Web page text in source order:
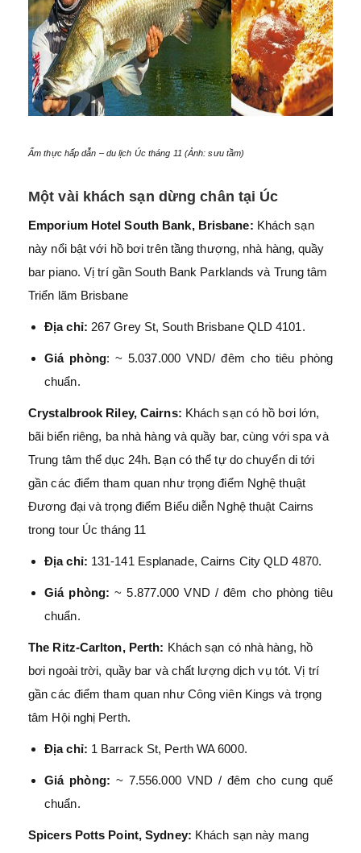
Ẩm thực hấp dẫn – du lịch Úc tháng 11 (Ảnh: sưu tầm)
Một vài khách sạn dừng chân tại Úc
Emporium Hotel South Bank, Brisbane: Khách sạn
này nổi bật với hồ bơi trên tầng thượng, nhà hàng, quầy
bar piano. Vị trí gần South Bank Parklands và Trung tâm
Triển lãm Brisbane
Địa chỉ: 267 Grey St, South Brisbane QLD 4101.
Giá phòng: ~ 5.037.000 VND/ đêm cho tiêu phòng
chuẩn.
Crystalbrook Riley, Cairns: Khách sạn có hồ bơi lớn,
bãi biển riêng, ba nhà hàng và quầy bar, cùng với spa và
Trung tâm thể dục 24h. Bạn có thể tự do chuyển di tới
gần các điểm tham quan như trọng điểm Nghệ thuật
Đương đại và trọng điểm Biểu diễn Nghệ thuật Cairns
trong tour Úc tháng 11
Địa chỉ: 131-141 Esplanade, Cairns City QLD 4870.
Giá phòng: ~ 5.877.000 VND / đêm cho phòng tiêu
chuẩn.
The Ritz-Carlton, Perth: Khách sạn có nhà hàng, hồ
bơi ngoài trời, quầy bar và chất lượng dịch vụ tót. Vị trí
gần các điểm tham quan như Công viên Kings và trọng
tâm Hội nghị Perth.
Địa chỉ: 1 Barrack St, Perth WA 6000.
Giá phòng: ~ 7.556.000 VND / đêm cho cung quế
chuẩn.
Spicers Potts Point, Sydney: Khách sạn này mang